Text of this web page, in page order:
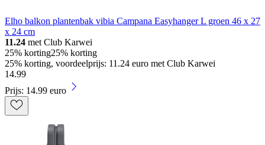
Elho balkon plantenbak vibia Campana Easyhanger L groen 46 x 27
x 24 cm
11.24 met Club Karwei
25% korting25% korting
25% korting, voordeelprijs: 11.24 euro met Club Karwei
14.99
Prijs: 14.99 euro